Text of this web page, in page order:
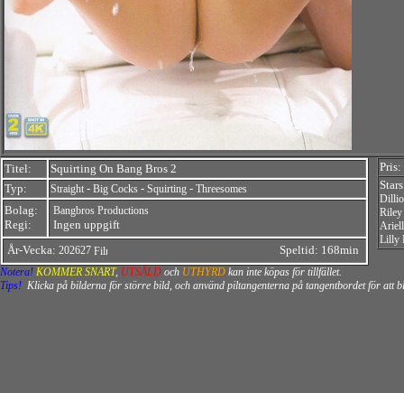
Titel:
Squirting On Bang Bros 2
Typ:
Straight - Big Cocks - Squirting - Threesomes
Bolag:
Regi:
Bangbros Productions
Ingen uppgift
År-Vecka: 202627 Speltid: 168min
Riley
Lilly
Notera! KOMMER SNART, UTSÅLD och UTHYRD kan inte köpas för tillfället.
Tips! Klicka på bilderna för större bild, och använd piltangenterna på tangentbordet för att